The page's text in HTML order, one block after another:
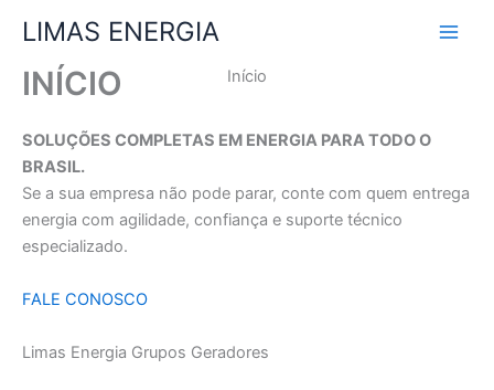
para
conteúdo
LIMAS ENERGIA
Início
INÍCIO
SOLUÇÕES COMPLETAS EM ENERGIA PARA TODO O
BRASIL.
Se a sua empresa não pode parar, conte com quem entrega
energia com agilidade, confiança e suporte técnico
especializado.
FALE CONOSCO
Limas Energia Grupos Geradores